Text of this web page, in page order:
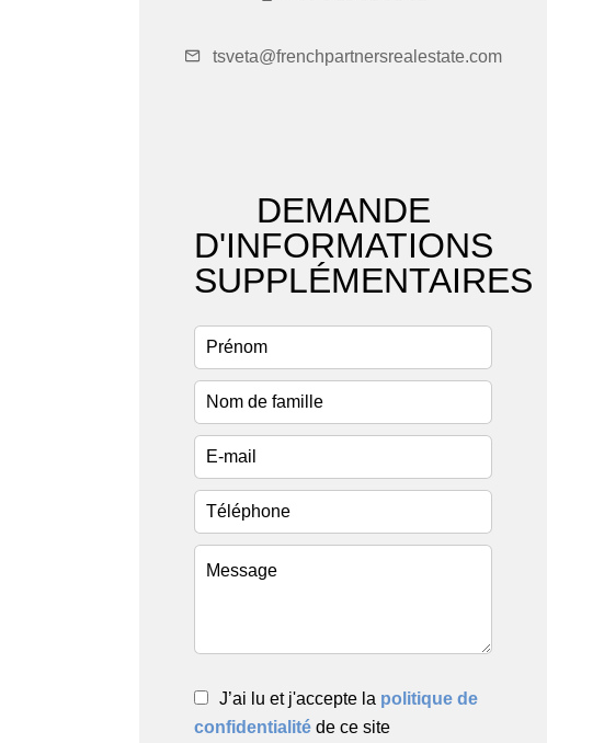
tsveta@frenchpartnersrealestate.com
DEMANDE
D'INFORMATIONS
SUPPLÉMENTAIRES
J’ai lu et j'accepte la politique de
confidentialité de ce site